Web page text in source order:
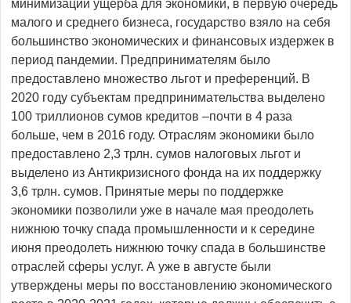
минимизации ущерба для экономики, в первую очередь
малого и среднего бизнеса, государство взяло на себя
большинство экономических и финансовых издержек в
период пандемии. Предпринимателям было
предоставлено множество льгот и преференций. В
2020 году субъектам предпринимательства выделено
100 триллионов сумов кредитов –почти в 4 раза
больше, чем в 2016 году. Отраслям экономики было
предоставлено 2,3 трлн. сумов налоговых льгот и
выделено из Антикризисного фонда на их поддержку
3,6 трлн. сумов. Принятые меры по поддержке
экономики позволили уже в начале мая преодолеть
нижнюю точку спада промышленности и к середине
июня преодолеть нижнюю точку спада в большинстве
отраслей сферы услуг. А уже в августе были
утверждены меры по восстановлению экономического